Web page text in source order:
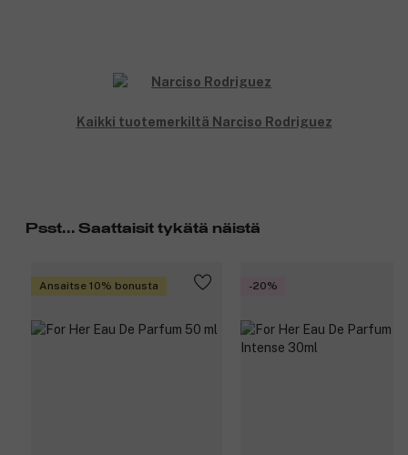
Kaikki tuotemerkiltä Narciso Rodriguez
Psst... Saattaisit tykätä näistä
Ansaitse 10% bonusta -20%